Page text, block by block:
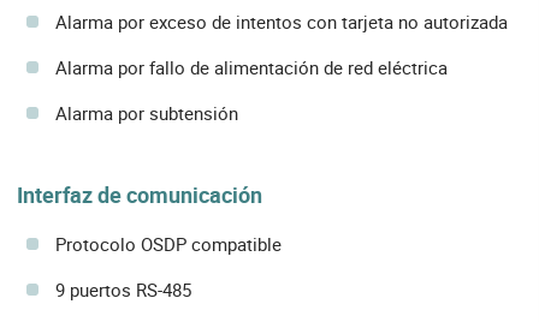
Alarma por exceso de intentos con tarjeta no autorizada
Alarma por fallo de alimentación de red eléctrica
Alarma por subtensión
Interfaz de comunicación
Protocolo OSDP compatible
9 puertos RS-485